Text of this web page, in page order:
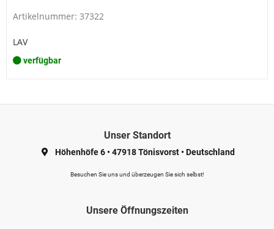
Artikelnummer: 37322
LAV
verfügbar
Unser Standort
Höhenhöfe 6 •47918 Tönisvorst •Deutschland
Besuchen Sie uns und überzeugen Sie sich selbst!
Unsere Öffnungszeiten